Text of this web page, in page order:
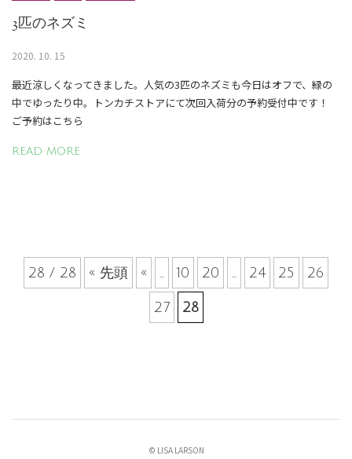
3匹のネズミ
2020. 10. 15
最近涼しくなってきました。人気の3匹のネズミも今日はオフで、緑の
中でゆったり中。トンカチストアにて次回入荷分の予約受付中です！⁠ ⁠
ご予約はこちら
READ MORE
28 / 28 « 先頭 « 10 20 24 25 26
27 28
© LISA LARSON